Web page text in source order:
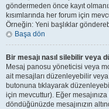
göndermeden önce kayıt
kısımlarında her forum için
Örneğin: Yeni başlıklar
Başa dön
Bir mesajı nasıl silebilir veya
Mesaj panosu yöneticisi veya
ait mesajları düzenleyebilir
butonuna tıklayarak
için mevcuttur). Eğer
döndüğünüzde mesajınızın